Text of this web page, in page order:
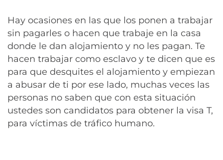
Hay ocasiones en las que los ponen a trabajar
sin pagarles o hacen que trabaje en la casa
donde le dan alojamiento y no les pagan. Te
hacen trabajar como esclavo y te dicen que es
para que desquites el alojamiento y empiezan
a abusar de ti por ese lado, muchas veces las
personas no saben que con esta situación
ustedes son candidatos para obtener la visa T,
para víctimas de tráfico humano.